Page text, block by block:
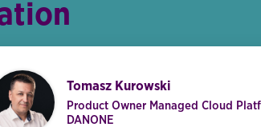
Tomasz Kurowski
Product Owner Managed Cloud
DANONE